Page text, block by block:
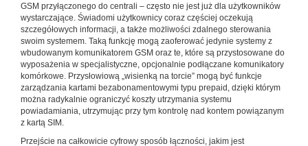
GSM przyłączonego do centrali – często nie jest już dla użytkowników
wystarczające. Świadomi użytkownicy coraz częściej oczekują
szczegółowych informacji, a także możliwości zdalnego sterowania
swoim systemem. Taką funkcję mogą zaoferować jedynie systemy z
wbudowanym komunikatorem GSM oraz te, które są przystosowane do
wyposażenia w specjalistyczne, opcjonalnie podłączane komunikatory
komórkowe. Przysłowiową „wisienką na torcie” mogą być funkcje
zarządzania kartami bezabonamentowymi typu prepaid, dzięki którym
można radykalnie ograniczyć koszty utrzymania systemu
powiadamiania, utrzymując przy tym kontrolę nad kontem powiązanym
z kartą SIM.
Przejście na całkowicie cyfrowy sposób łączności, jakim jest